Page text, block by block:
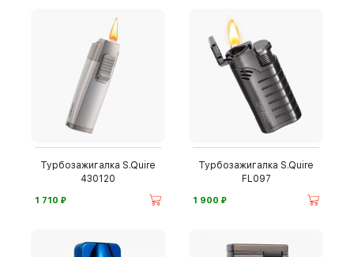
Турбозажигалка S.Quire
430120
1 710 ⃏
Турбозажигалка S.Quire
FL097
1 900 ⃏